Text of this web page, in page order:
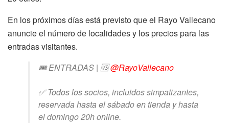
En los próximos días está previsto que el Rayo Vallecano
anuncie el número de localidades y los precios para las
entradas visitantes.
🎟️ ENTRADAS | 🆚@RayoVallecano
✅ Todos los socios, incluidos simpatizantes,
reservada hasta el sábado en tienda y hasta
el domingo 20h online.